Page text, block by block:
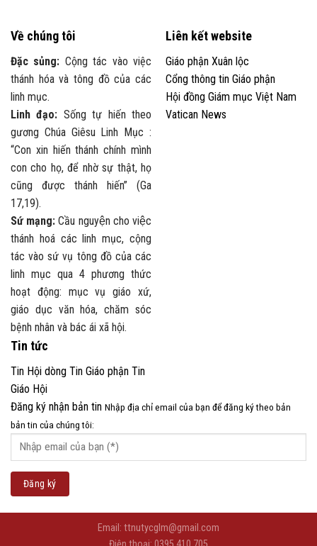
Về chúng tôi
Đặc sủng: Cộng tác vào việc
thánh hóa và tông đồ của các
linh mục.
Linh đạo: Sống tự hiến theo
gương Chúa Giêsu Linh Mục :
“Con xin hiến thánh chính mình
con cho họ, để nhờ sự thật, họ
cũng được thánh hiến” (Ga
17,19).
Sứ mạng: Cầu nguyện cho việc
thánh hoá các linh mục, cộng
tác vào sứ vụ tông đồ của các
linh mục qua 4 phương thức
hoạt động: mục vụ giáo xứ,
giáo dục văn hóa, chăm sóc
bệnh nhân và bác ái xã hội.
Liên kết website
Giáo phận Xuân lộc
Cổng thông tin Giáo phận
Hội đồng Giám mục Việt Nam
Vatican News
Tin tức
Tin Hội dòng Tin Giáo phận Tin
Giáo Hội
Đăng ký nhận bản tin Nhập địa chỉ email của bạn để đăng ký theo bản
bản tin của chúng tôi:
Email: ttnutycglm@gmail.com